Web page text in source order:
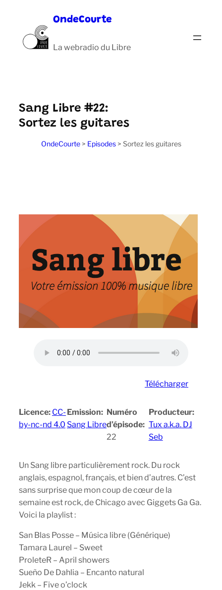
contenu
OndeCourte
La webradio du Libre
Sang Libre #22:
Sortez les guitares
OndeCourte> Episodes> Sortez les guitares
Télécharger
Licence: CC-
by-nc-nd 4.0
Emission:
Sang Libre
Numéro
d’épisode:
22
Producteur:
Tux a.k.a. DJ
Seb
Un Sang libre particulièrement rock. Du rock
anglais, espagnol, français, et bien d’autres. C’est
sans surprise que mon coup de cœur de la
semaine est rock, de Chicago avec Giggets Ga Ga.
Voici la playlist :
San Blas Posse – Música libre (Générique)
Tamara Laurel – Sweet
ProleteR – April showers
Sueño De Dahlia – Encanto natural
Jekk – Five o’clock